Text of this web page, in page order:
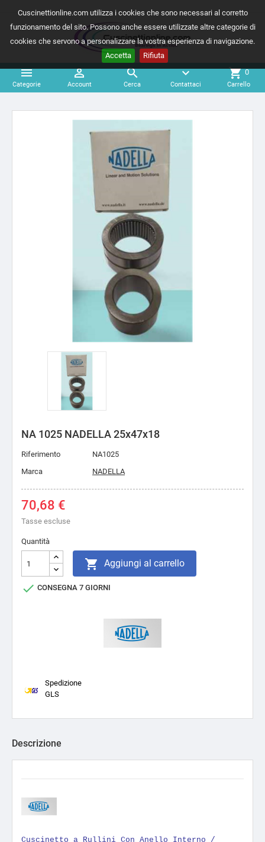
Cuscinettionline.com utilizza i cookies che sono necessari al corretto
funzionamento del sito. Possono anche essere utilizzate altre categorie di
cookies che servono a personalizzare la vostra esperienza di navigazione.
Accetta
Rifiuta

Categorie

Account

Cerca
expand_more
Contattaci
shopping_cart 0
Carrello
NA 1025 NADELLA 25x47x18
Riferimento
NA1025
Marca
NADELLA
70,68 €
Tasse escluse
Quantità
 Aggiungi al carrello
 CONSEGNA 7 GIORNI
Spedizione
GLS
Descrizione
Cuscinetto a Rullini Con Anello Interno /